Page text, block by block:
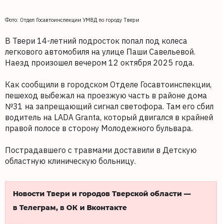
Фото: Отдел Госавтоинспекции УМВД по городу Твери
В Твери 14-летний подросток попал под колеса
легкового автомобиля на улице Паши Савельевой.
Наезд произошел вечером 12 октября 2025 года.
Как сообщили в городском Отделе Госавтоинспекции,
пешеход выбежал на проезжую часть в районе дома
№31 на запрещающий сигнал светофора. Там его сбил
водитель на LADA Granta, который двигался в крайней
правой полосе в сторону Молодежного бульвара.
Пострадавшего с травмами доставили в Детскую
областную клиническую больницу.
Новости Твери и городов Тверской области —
в Телеграм, в ОК и Вконтакте